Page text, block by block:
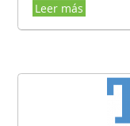
Leer más